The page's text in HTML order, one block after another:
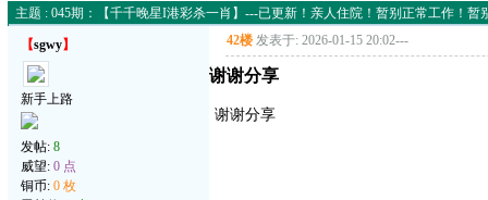
主题 : 045期：【千千晚星I港彩杀一肖】---已更新！亲人住院！暂别正常工作！暂
【sgwy】
新手上路
发帖: 8
威望: 0 点
铜币: 0 枚
42楼 发表于: 2026-01-15 20:02---
谢谢分享
谢谢分享